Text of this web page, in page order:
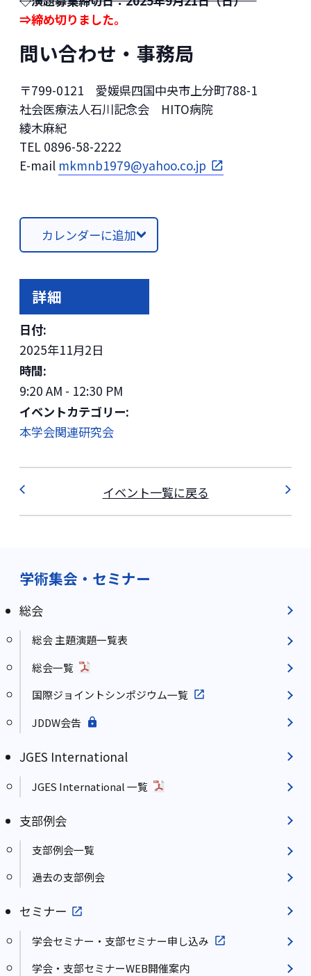
⇒締め切りました。
問い合わせ・事務局
〒799-0121 愛媛県四国中央市上分町788-1
社会医療法人石川記念会 HITO病院
綾木麻紀
TEL 0896-58-2222
E-mail mkmnb1979@yahoo.co.jp
カレンダーに追加
詳細
日付:
2025年11月2日
時間:
9:20 AM - 12:30 PM
イベントカテゴリー:
本学会関連研究会
イベント一覧に戻る
学術集会・セミナー
総会
総会 主題演題一覧表
総会一覧
国際ジョイントシンポジウム一覧
JDDW会告
JGES International
JGES International 一覧
支部例会
支部例会一覧
過去の支部例会
セミナー
学会セミナー・支部セミナー申し込み
学会・支部セミナーWEB開催案内